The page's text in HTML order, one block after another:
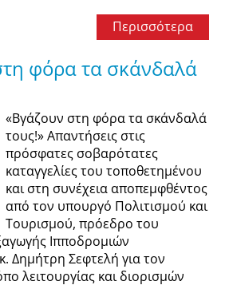
Περισσότερα
φόρα τα σκάνδαλά
«Βγάζουν στη φόρα τα σκάνδαλά
τους!» Απαντήσεις στις
πρόσφατες σοβαρότατες
καταγγελίες του τοποθετημένου
και στη συνέχεια αποπεμφθέντος
από τον υπουργό Πολιτισμού και
Τουρισμού, πρόεδρο του
Ιπποδρομιών
Δημήτρη Σεφτελή για τον
λειτουργίας και διορισμών